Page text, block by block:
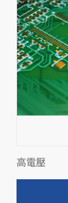
高電壓